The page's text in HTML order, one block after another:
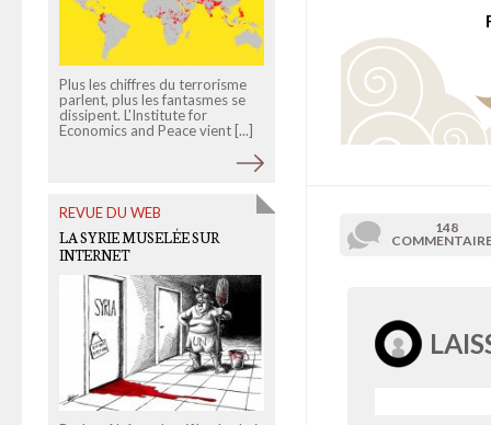
148
Plus les chiffres du terrorisme
parlent, plus les fantasmes se
dissipent. L'Institute for
Economics and Peace vient [...]
REVUE DU WEB
LA SYRIE MUSELÉE SUR
INTERNET
Louis Imbert a suivi des
explorateurs new yorkais dans
les sous-sols de la ville et dans
des lieux à l'abandon. [...]
GOOGLE, MIROIR DES
PRÉJUGÉS